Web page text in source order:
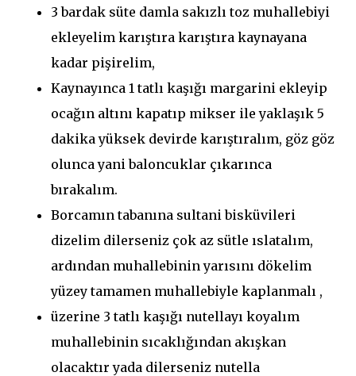
3 bardak süte damla sakızlı toz muhallebiyi
ekleyelim karıştıra karıştıra kaynayana
kadar pişirelim,
Kaynayınca 1 tatlı kaşığı margarini ekleyip
ocağın altını kapatıp mikser ile yaklaşık 5
dakika yüksek devirde karıştıralım, göz göz
olunca yani baloncuklar çıkarınca
bırakalım.
Borcamın tabanına sultani bisküvileri
dizelim dilerseniz çok az sütle ıslatalım,
ardından muhallebinin yarısını dökelim
yüzey tamamen muhallebiyle kaplanmalı ,
üzerine 3 tatlı kaşığı nutellayı koyalım
muhallebinin sıcaklığından akışkan
olacaktır yada dilerseniz nutella